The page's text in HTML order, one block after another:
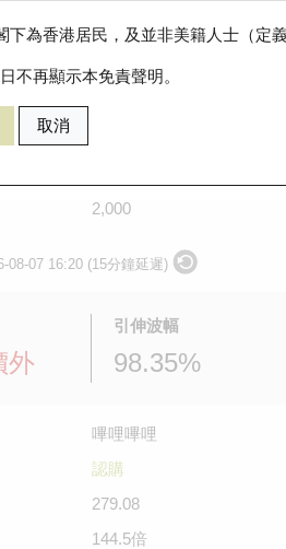
下為香港居民，及並非美籍人士（定
不再顯示本免責聲明。
取消
銀認購 9626 嗶哩嗶
2,000
08-07 16:20 (15分鐘延遲)
外
引伸波幅
98.35%
嗶哩嗶哩
認購
279.08
144.5倍